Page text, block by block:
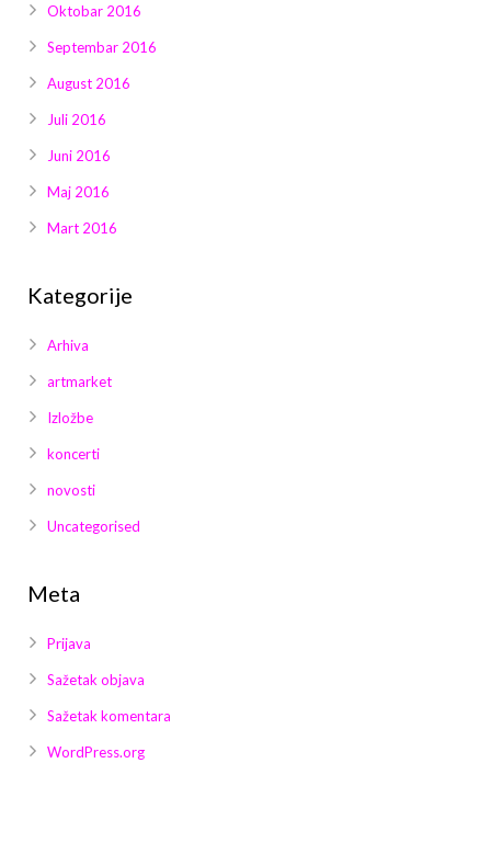
Oktobar 2016
Septembar 2016
August 2016
Juli 2016
Juni 2016
Maj 2016
Mart 2016
Kategorije
Arhiva
artmarket
Izložbe
koncerti
novosti
Uncategorised
Meta
Prijava
Sažetak objava
Sažetak komentara
WordPress.org